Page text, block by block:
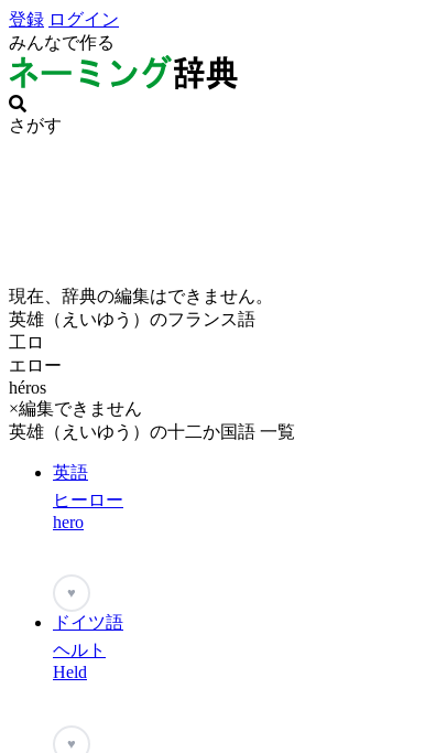
登録 ログイン
みんなで作る
さがす
現在、辞典の編集はできません。
英雄（えいゆう）のフランス語
工ロ
エロー
héros
×編集できません
英雄（えいゆう）の十二か国語 一覧
英語
ヒーロー
hero
♥
ドイツ語
ヘルト
Held
♥